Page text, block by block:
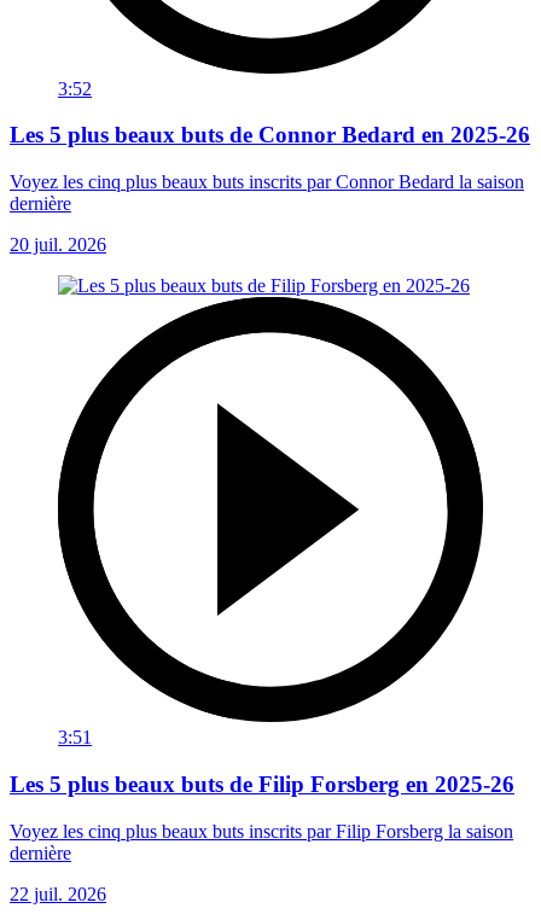
3:52
Les 5 plus beaux buts de Connor Bedard en 2025-26
Voyez les cinq plus beaux buts inscrits par Connor Bedard la saison
dernière
20 juil. 2026
3:51
Les 5 plus beaux buts de Filip Forsberg en 2025-26
Voyez les cinq plus beaux buts inscrits par Filip Forsberg la saison
dernière
22 juil. 2026